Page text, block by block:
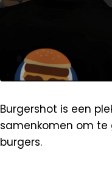
Burgershot is een
samenkomen om te
burgers.